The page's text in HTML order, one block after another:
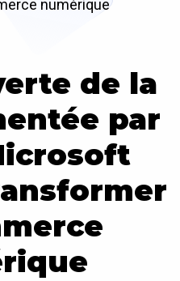
numérique
de la
par